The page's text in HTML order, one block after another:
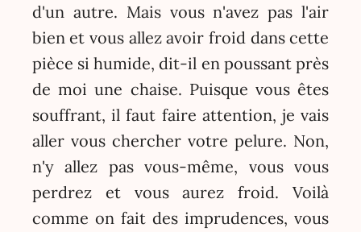
d'un autre. Mais vous n'avez pas l'air
bien et vous allez avoir froid dans cette
pièce si humide, dit-il en poussant près
de moi une chaise. Puisque vous êtes
souffrant, il faut faire attention, je vais
aller vous chercher votre pelure. Non,
n'y allez pas vous-même, vous vous
perdrez et vous aurez froid. Voilà
comme on fait des imprudences, vous